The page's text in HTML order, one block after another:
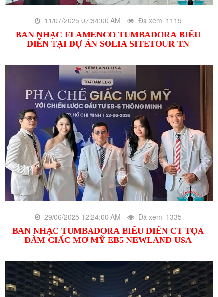
11/07/2025 07:34:00 AM Đã xem: 1119
BAN NHẠC FLAMENCO TUMBADORA BIỂU
DIỄN TẠI DỰ ÁN SOLIA SITETOUR TN
29/06/2025 12:24:00 AM Đã xem: 1335
BAN NHẠC TUMBADORA BIỂU DIỄN CT TỌA
ĐÀM GIẤC MƠ MỸ EB5 NEWLAND USA